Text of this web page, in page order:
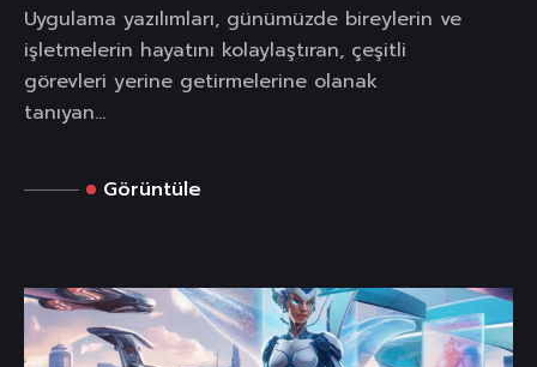
Uygulama yazılımları, günümüzde bireylerin ve
işletmelerin hayatını kolaylaştıran, çeşitli
görevleri yerine getirmelerine olanak
tanıyan...
Görüntüle